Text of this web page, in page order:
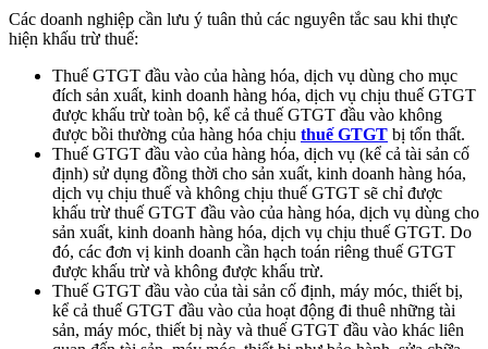
Các doanh nghiệp cần lưu ý tuân thủ các nguyên tắc sau khi thực
hiện khấu trừ thuế:
Thuế GTGT đầu vào của hàng hóa, dịch vụ dùng cho mục
đích sản xuất, kinh doanh hàng hóa, dịch vụ chịu thuế GTGT
được khấu trừ toàn bộ, kể cả thuế GTGT đầu vào không
được bồi thường của hàng hóa chịu thuế GTGT bị tổn thất.
Thuế GTGT đầu vào của hàng hóa, dịch vụ (kể cả tài sản cố
định) sử dụng đồng thời cho sản xuất, kinh doanh hàng hóa,
dịch vụ chịu thuế và không chịu thuế GTGT sẽ chỉ được
khấu trừ thuế GTGT đầu vào của hàng hóa, dịch vụ dùng cho
sản xuất, kinh doanh hàng hóa, dịch vụ chịu thuế GTGT. Do
đó, các đơn vị kinh doanh cần hạch toán riêng thuế GTGT
được khấu trừ và không được khấu trừ.
Thuế GTGT đầu vào của tài sản cố định, máy móc, thiết bị,
kể cả thuế GTGT đầu vào của hoạt động đi thuê những tài
sản, máy móc, thiết bị này và thuế GTGT đầu vào khác liên